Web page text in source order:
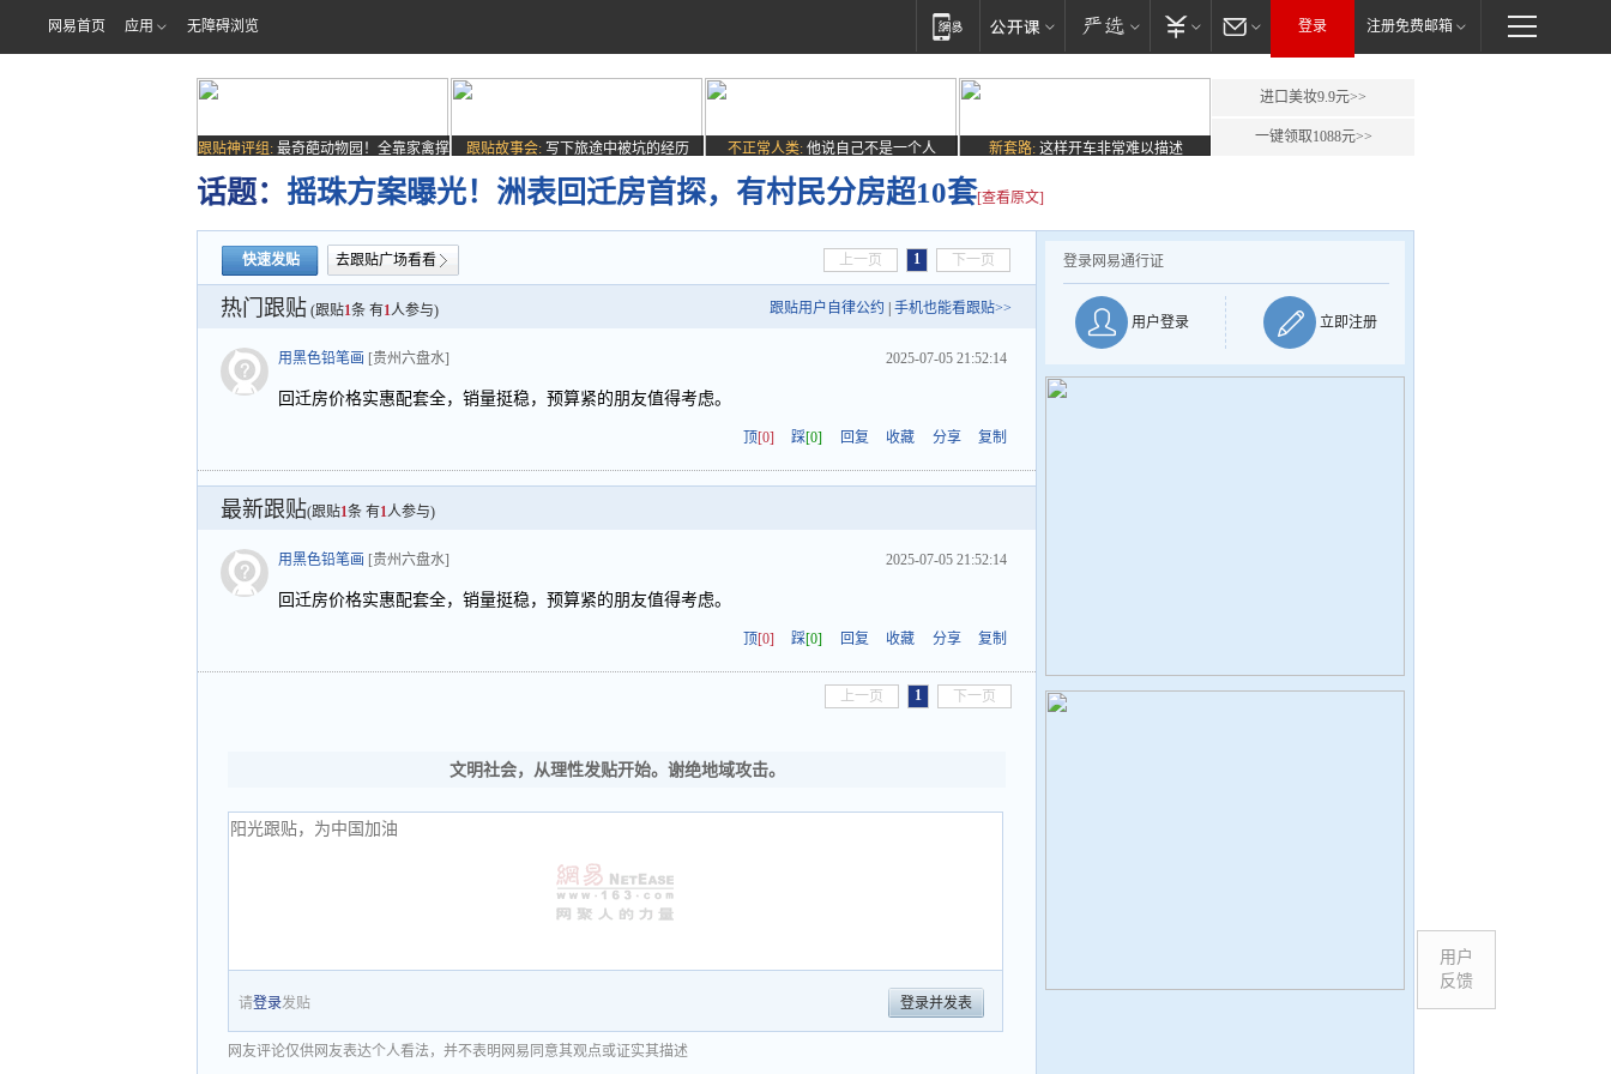
网易首页 应用 无障碍浏览 登录 注册免费邮箱
跟贴神评组: 最奇葩动物园！全靠家禽撑
场子
跟贴故事会: 写下旅途中被坑的经历 不正常人类: 他说自己不是一个人 新套路: 这样开车非常难以描述
进口美妆9.9元>>
一键领取1088元>>
话题： 摇珠方案曝光！洲表回迁房首探，有村民分房超10套[查看原文]
快速发贴 去跟贴广场看看 上一页 1 下一页
热门跟贴 (跟贴1条 有1人参与) 跟贴用户自律公约 手机也能看跟贴>>
用黑色铅笔画 [贵州六盘水] 2025-07-05 21:52:14
回迁房价格实惠配套全，销量挺稳，预算紧的朋友值得考虑。
顶[0] 踩[0] 回复 收藏 分享 复制
最新跟贴(跟贴1条 有1人参与)
用黑色铅笔画 [贵州六盘水] 2025-07-05 21:52:14
回迁房价格实惠配套全，销量挺稳，预算紧的朋友值得考虑。
顶[0] 踩[0] 回复 收藏 分享 复制
上一页 1 下一页
文明社会，从理性发贴开始。谢绝地域攻击。
请登录发贴 登录并发表
网友评论仅供网友表达个人看法，并不表明网易同意其观点或证实其描述
登录网易通行证
用户登录 立即注册
用户
反馈